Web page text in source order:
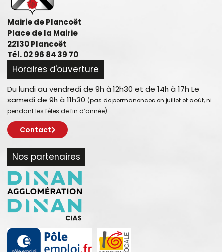
Mairie de Plancoët
Place de la Mairie
22130 Plancoët
Tél. 02 96 84 39 70
Horaires d'ouverture
Du lundi au vendredi de 9h à 12h30 et de 14h à 17h Le
samedi de 9h à 11h30 (pas de permanences en juillet et août, ni
pendant les fêtes de fin d’année)
Contact
Nos partenaires